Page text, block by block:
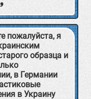
пожалуйста, я
образца и
в Германии
в Украину